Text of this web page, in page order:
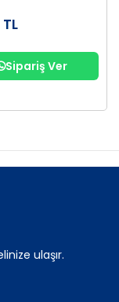
Sipariş Ver
ulaşır.